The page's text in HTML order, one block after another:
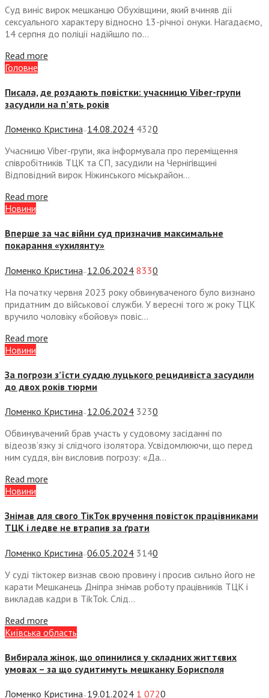
Суд виніс вирок мешканцю Обухівщини, який вчиняв дії
сексуального характеру відносно 13-річної онуки. Нагадаємо,
14 серпня до поліції надійшло по...
Read more
Головне
Писала, де роздають повістки: учасницю Viber-групи
засудили на п’ять років
Ломенко Кристина— 14.08.2024 4320
Учасницю Viber-групи, яка інформувала про переміщення
співробітників ТЦК та СП, засудили на Чернігівщині
Відповідний вирок Ніжинського міськрайон...
Read more
Новини
Вперше за час війни суд призначив максимальне
покарання «ухилянту»
Ломенко Кристина — 12.06.2024 8330
На початку червня 2023 року обвинуваченого було визнано
придатним до військової служби. У вересні того ж року ТЦК
вручило чоловіку «бойову» повіс...
Read more
Новини
За погрози зʼїсти суддю луцького рецидивіста засудили
до двох років тюрми
Ломенко Кристина— 12.06.2024 3230
Обвинувачений брав участь у судовому засіданні по
відеозвʼязку зі слідчого ізолятора. Усвідомлюючи, що перед
ним суддя, він висловив погрозу: «Да...
Read more
Новини
Знімав для свого ТікТок вручення повісток працівниками
ТЦК і ледве не втрапив за ґрати
Ломенко Кристина —06.05.2024 3140
У суді тіктокер визнав свою провину і просив сильно його не
карати Мешканець Дніпра знімав роботу працівників ТЦК і
викладав кадри в TikTok. Слід...
Read more
Київська область
Вибирала жінок, що опинилися у складних життєвих
умовах – за що судитимуть мешканку Борисполя
Ломенко Кристина— 19.01.2024 1 0720